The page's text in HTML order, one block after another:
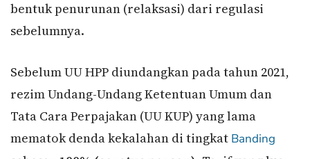
bentuk penurunan (relaksasi) dari regulasi
sebelumnya.
Sebelum UU HPP diundangkan pada tahun 2021,
rezim Undang-Undang Ketentuan Umum dan
Tata Cara Perpajakan (UU KUP) yang lama
mematok denda kekalahan di tingkat Banding